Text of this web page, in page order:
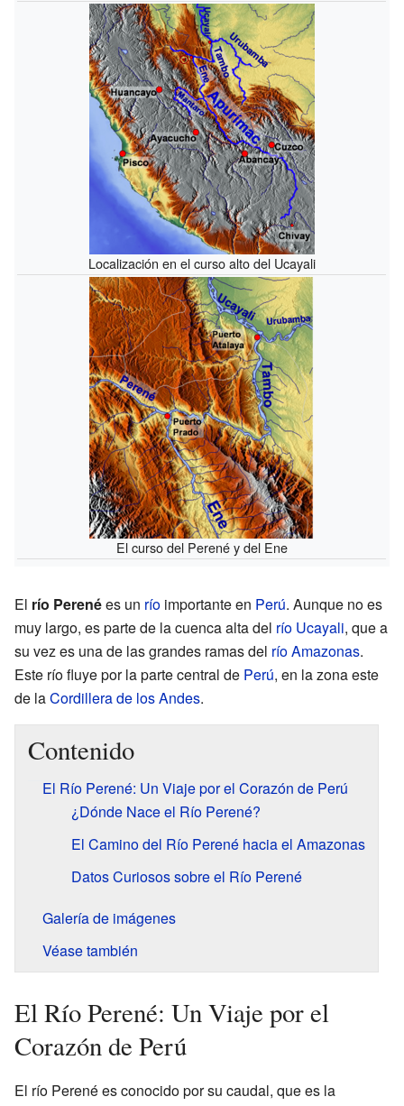
Localización en el curso alto del Ucayali
El curso del Perené y del Ene
El río Perenées un río importante en Perú. Aunque no es
muy largo, es parte de la cuenca alta del río Ucayali, que a
su vez es una de las grandes ramas del río Amazonas.
Este río fluye por la parte central de Perú, en la zona este
de laCordillera de los Andes.
Contenido
El Río Perené: Un Viaje por el Corazón de Perú
¿Dónde Nace el Río Perené?
El Camino del Río Perené hacia el Amazonas
Datos Curiosos sobre el Río Perené
Galería de imágenes
Véase también
El Río Perené: Un Viaje por el
Corazón de Perú
El río Perené es conocido por su caudal, que es la